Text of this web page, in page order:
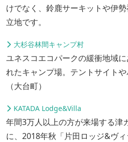
けでなく、鈴鹿サーキットや伊
立地です。
大杉谷林間キャンプ村
ユネスコエコパークの緩衝地域
れたキャンプ場。テントサイトや
（大台町）
KATADA Lodge&Villa
年間3万人以上の方が来場する津
に、2018年秋「片田ロッジ&ヴ